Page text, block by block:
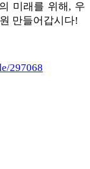
미래를 위해, 우
만들어갑시다!
297068